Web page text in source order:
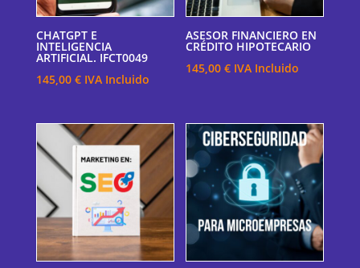
CHATGPT E
INTELIGENCIA
ARTIFICIAL. IFCT0049
145,00 € IVA Incluido
ASESOR FINANCIERO EN
CRÉDITO HIPOTECARIO
145,00€ IVA Incluido